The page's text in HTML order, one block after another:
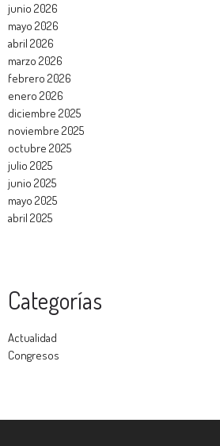
junio 2026
mayo 2026
abril 2026
marzo 2026
febrero 2026
enero 2026
diciembre 2025
noviembre 2025
octubre 2025
julio 2025
junio 2025
mayo 2025
abril 2025
Categorías
Actualidad
Congresos